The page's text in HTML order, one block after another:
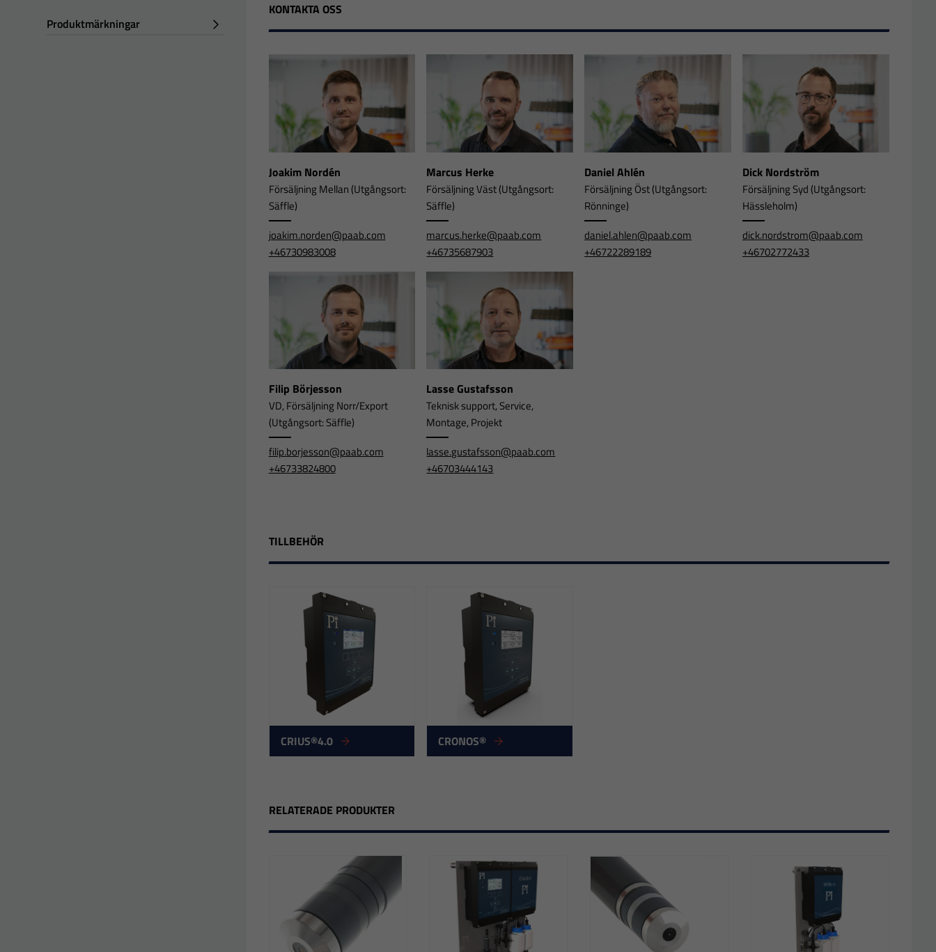
Produktmärkningar
KONTAKTA OSS
Joakim Nordén
Försäljning Mellan (Utgångsort:
Säffle)
joakim.norden@paab.com
+46730983008
Marcus Herke
Försäljning Väst (Utgångsort:
Säffle)
marcus.herke@paab.com
+46735687903
Daniel Ahlén
Försäljning Öst (Utgångsort:
Rönninge)
daniel.ahlen@paab.com
+46722289189
Dick Nordström
Försäljning Syd (Utgångsort:
Hässleholm)
dick.nordstrom@paab.com
+46702772433
Filip Börjesson
VD, Försäljning Norr/Export
(Utgångsort: Säffle)
filip.borjesson@paab.com
+46733824800
Lasse Gustafsson
Teknisk support, Service,
Montage, Projekt
lasse.gustafsson@paab.com
+46703444143
TILLBEHÖR
CRIUS®4.0 CRONOS®
RELATERADE PRODUKTER
Nödvändiga
Dessa
cookies går
inte att välja
bort. De